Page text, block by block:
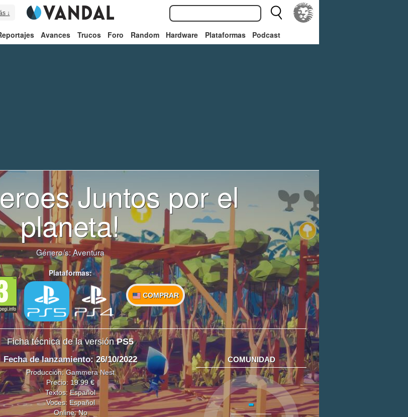
↓
Avances Trucos Foro Random Hardware Plataformas Podcast
Juntos por el
planeta!
Género/s:Aventura
Plataformas:
COMPRAR
Ficha técnica de la versiónPS5
Fecha de lanzamiento: 26/10/2022
Producción:Gammera Nest
Precio: 19.99 €
Textos: Español
Voces: Español
Online: No
COMUNIDAD
-